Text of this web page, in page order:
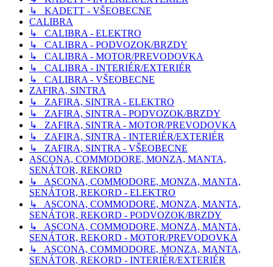
↳ KADETT - VŠEOBECNE
CALIBRA
↳ CALIBRA - ELEKTRO
↳ CALIBRA - PODVOZOK/BRZDY
↳ CALIBRA - MOTOR/PREVODOVKA
↳ CALIBRA - INTERIÉR/EXTERIÉR
↳ CALIBRA - VŠEOBECNE
ZAFIRA, SINTRA
↳ ZAFIRA, SINTRA - ELEKTRO
↳ ZAFIRA, SINTRA - PODVOZOK/BRZDY
↳ ZAFIRA, SINTRA - MOTOR/PREVODOVKA
↳ ZAFIRA, SINTRA - INTERIÉR/EXTERIÉR
↳ ZAFIRA, SINTRA - VŠEOBECNE
ASCONA, COMMODORE, MONZA, MANTA,
SENÁTOR, REKORD
↳ ASCONA, COMMODORE, MONZA, MANTA,
SENÁTOR, REKORD - ELEKTRO
↳ ASCONA, COMMODORE, MONZA, MANTA,
SENÁTOR, REKORD - PODVOZOK/BRZDY
↳ ASCONA, COMMODORE, MONZA, MANTA,
SENÁTOR, REKORD - MOTOR/PREVODOVKA
↳ ASCONA, COMMODORE, MONZA, MANTA,
SENÁTOR, REKORD - INTERIÉR/EXTERIÉR